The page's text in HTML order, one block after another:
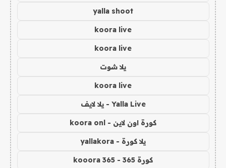
yalla shoot
koora live
koora live
يلا شوت
koora live
Yalla Live - يلا لايف
كورة اون لاين - koora onl
يلا كورة - yallakora
كورة 365 - kooora 365